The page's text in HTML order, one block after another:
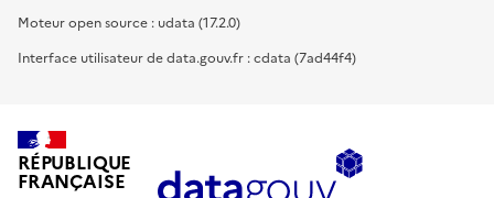
Moteur open source : udata (17.2.0)
Interface utilisateur de data.gouv.fr : cdata (7ad44f4)
RÉPUBLIQUE
FRANÇAISE